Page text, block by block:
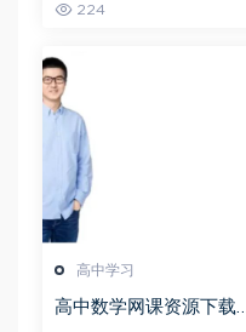
频教程+讲义+点睛班
224
高中学习
高中数学网课资源下载